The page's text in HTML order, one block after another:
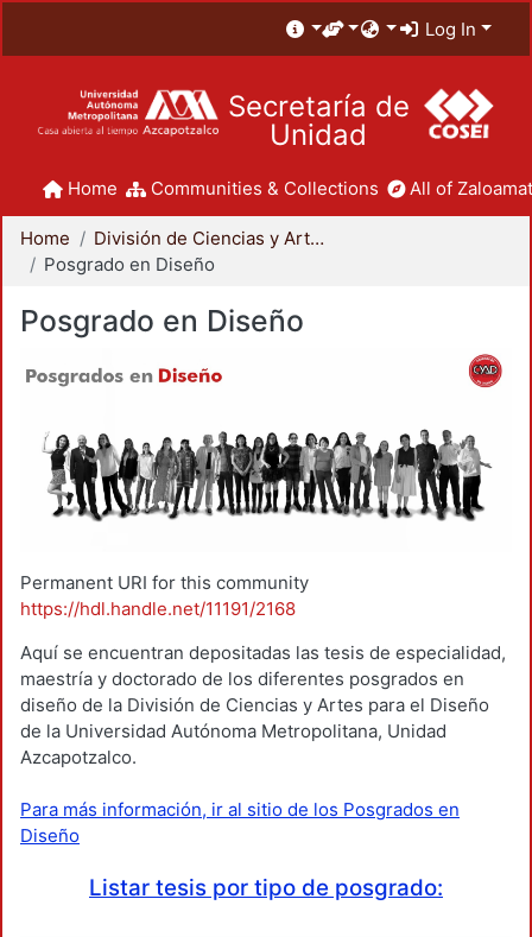
Log In
Secretaría de
Unidad
Home Communities & Collections All of
Home
División de Ciencias y Artes para el Diseño
Posgrado en Diseño
Posgrado en Diseño
Permanent URI for this community
https://hdl.handle.net/11191/2168
Aquí se encuentran depositadas las tesis de especialidad,
maestría y doctorado de los diferentes posgrados en
diseño de la División de Ciencias y Artes para el Diseño
de la Universidad Autónoma Metropolitana, Unidad
Azcapotzalco.
Para más información, ir al sitio de los Posgrados en
Diseño
Listar tesis por tipo de posgrado: